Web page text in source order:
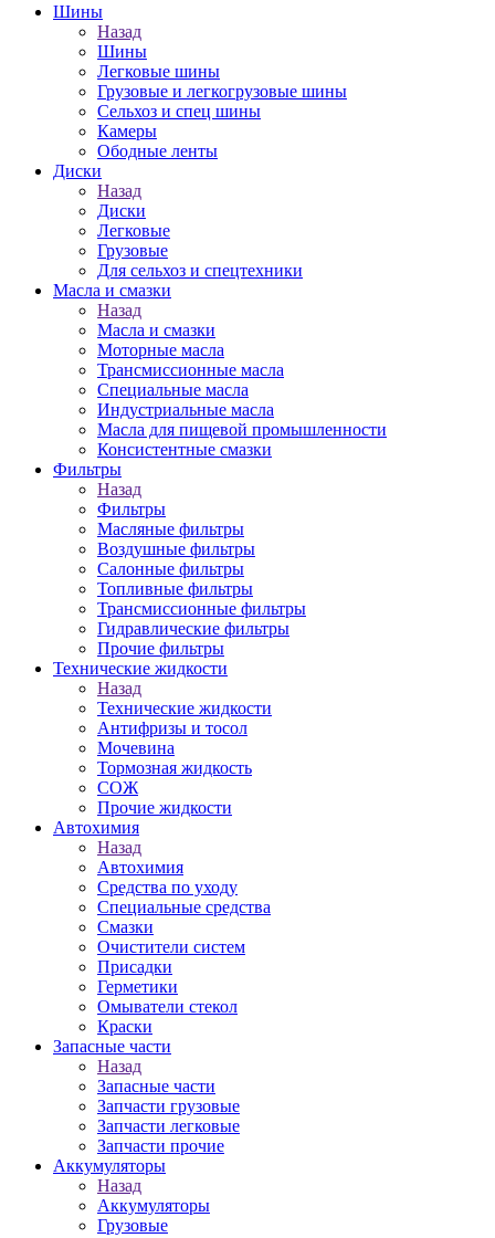
Шины
Назад
Шины
Легковые шины
Грузовые и легкогрузовые шины
Сельхоз и спец шины
Камеры
Ободные ленты
Диски
Назад
Диски
Легковые
Грузовые
Для сельхоз и спецтехники
Масла и смазки
Назад
Масла и смазки
Моторные масла
Трансмиссионные масла
Специальные масла
Индустриальные масла
Масла для пищевой промышленности
Консистентные смазки
Фильтры
Назад
Фильтры
Масляные фильтры
Воздушные фильтры
Салонные фильтры
Топливные фильтры
Трансмиссионные фильтры
Гидравлические фильтры
Прочие фильтры
Технические жидкости
Назад
Технические жидкости
Антифризы и тосол
Мочевина
Тормозная жидкость
СОЖ
Прочие жидкости
Автохимия
Назад
Автохимия
Средства по уходу
Специальные средства
Смазки
Очистители систем
Присадки
Герметики
Омыватели стекол
Краски
Запасные части
Назад
Запасные части
Запчасти грузовые
Запчасти легковые
Запчасти прочие
Аккумуляторы
Назад
Аккумуляторы
Грузовые